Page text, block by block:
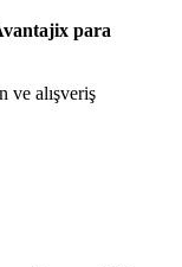
para
ve alışveriş